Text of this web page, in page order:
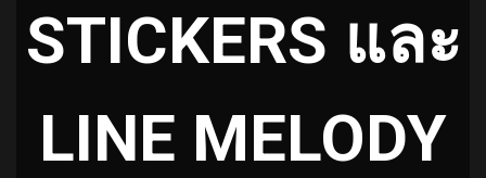
STICKERS และ
LINE MELODY